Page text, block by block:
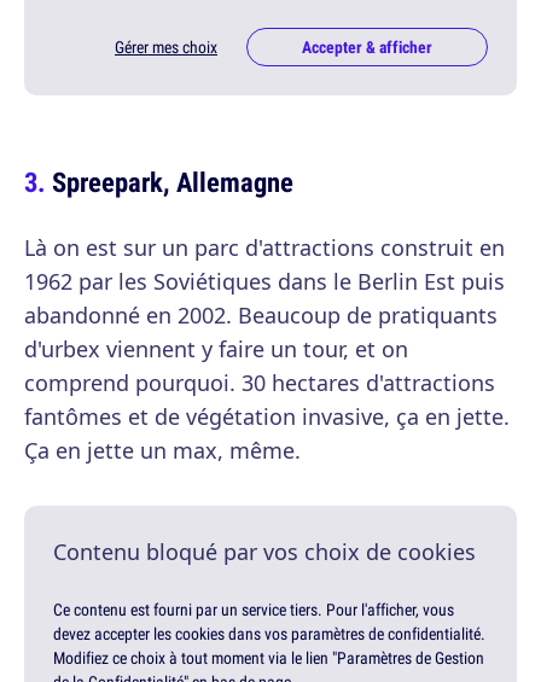
Gérer mes choix Accepter & afficher
Spreepark, Allemagne
Là on est sur un parc d'attractions construit en
1962 par les Soviétiques dans le Berlin Est puis
abandonné en 2002. Beaucoup de pratiquants
d'urbex viennent y faire un tour, et on
comprend pourquoi. 30 hectares d'attractions
fantômes et de végétation invasive, ça en jette.
Ça en jette un max, même.
Contenu bloqué par vos choix de cookies
Ce contenu est fourni par un service tiers. Pour l'afficher, vous
devez accepter les cookies dans vos paramètres de confidentialité.
Modifiez ce choix à tout moment via le lien "Paramètres de Gestion